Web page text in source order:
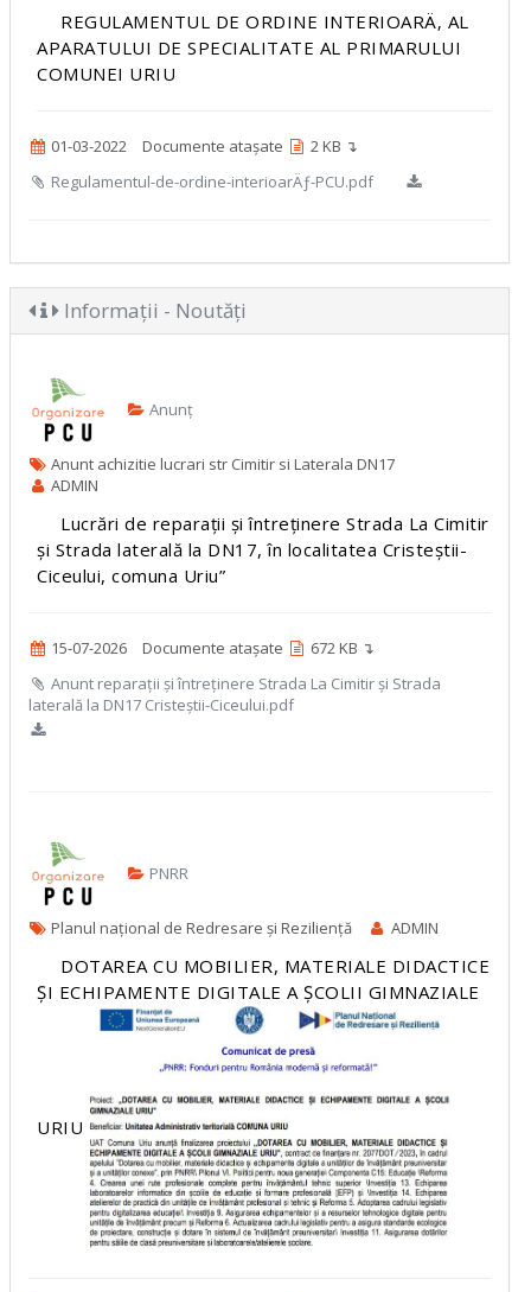
REGULAMENTUL DE ORDINE INTERIOARÄ‚ AL
APARATULUI DE SPECIALITATE AL PRIMARULUI
COMUNEI URIU
01-03-2022 Documente atașate
2 KB ↴
Regulamentul-de-ordine-interioarÄƒ-PCU.pdf
Informații - Noutăți
Anunț
Anunt achizitie lucrari str Cimitir si Laterala DN17
ADMIN
Lucrări de reparații și întreținere Strada La Cimitir
și Strada laterală la DN17, în localitatea Cristeștii-
Ciceului, comuna Uriu”
15-07-2026 Documente atașate
672 KB ↴
Anunt reparații și întreținere Strada La Cimitir și Strada
laterală la DN17 Cristeștii-Ciceului.pdf
PNRR
Planul național de Redresare și Reziliență ADMIN
DOTAREA CU MOBILIER, MATERIALE DIDACTICE
ȘI ECHIPAMENTE DIGITALE A ȘCOLII GIMNAZIALE
URIU